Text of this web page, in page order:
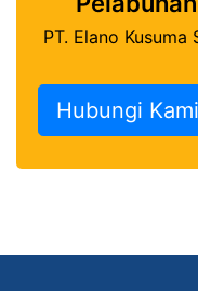
PT. Elano
Hubungi Kami